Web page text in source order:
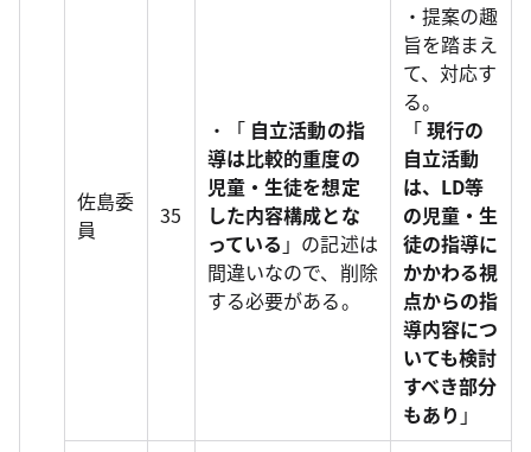
佐島委
員
35
・「 自立活動の指
導は比較的重度の
児童・生徒を想定
した内容構成とな
っている 」の記述は
間違いなので、削除
する必要がある。
・提案の趣
旨を踏まえ
て、対応す
る。
「現行の
自立活動
は、LD等
の児童・生
徒の指導に
かかわる視
点からの指
導内容につ
いても検討
すべき部分
もあり 」